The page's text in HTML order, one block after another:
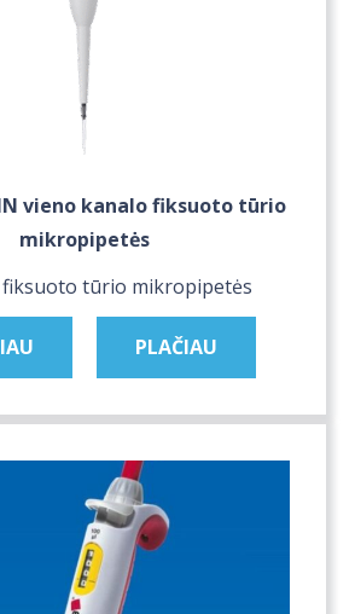
vieno kanalo fiksuoto tūrio
mikropipetės
tūrio mikropipetės
PLAČIAU